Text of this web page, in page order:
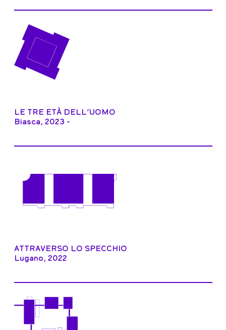
LE TRE ETÀ DELL’UOMO
Biasca, 2023 -
ATTRAVERSO LO SPECCHIO
Lugano, 2022